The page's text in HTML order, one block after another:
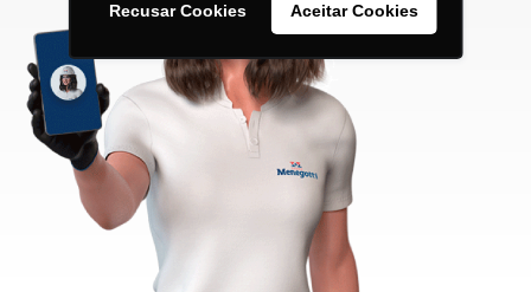
Recusar Cookies Aceitar Cookies